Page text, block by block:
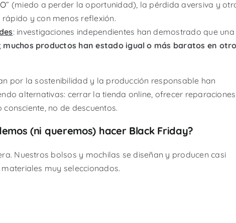
” (miedo a perder la oportunidad), la pérdida aversiva y
y con menos reflexión.
: investigaciones independientes han demostrado que una
muchos productos han estado igual o más baratos en
por la sostenibilidad y la producción responsable han
alternativas: cerrar la tienda online, ofrecer reparaciones
no de descuentos.
(ni queremos) hacer Black Friday?
Nuestros bolsos y mochilas se diseñan y producen casi
muy seleccionados.